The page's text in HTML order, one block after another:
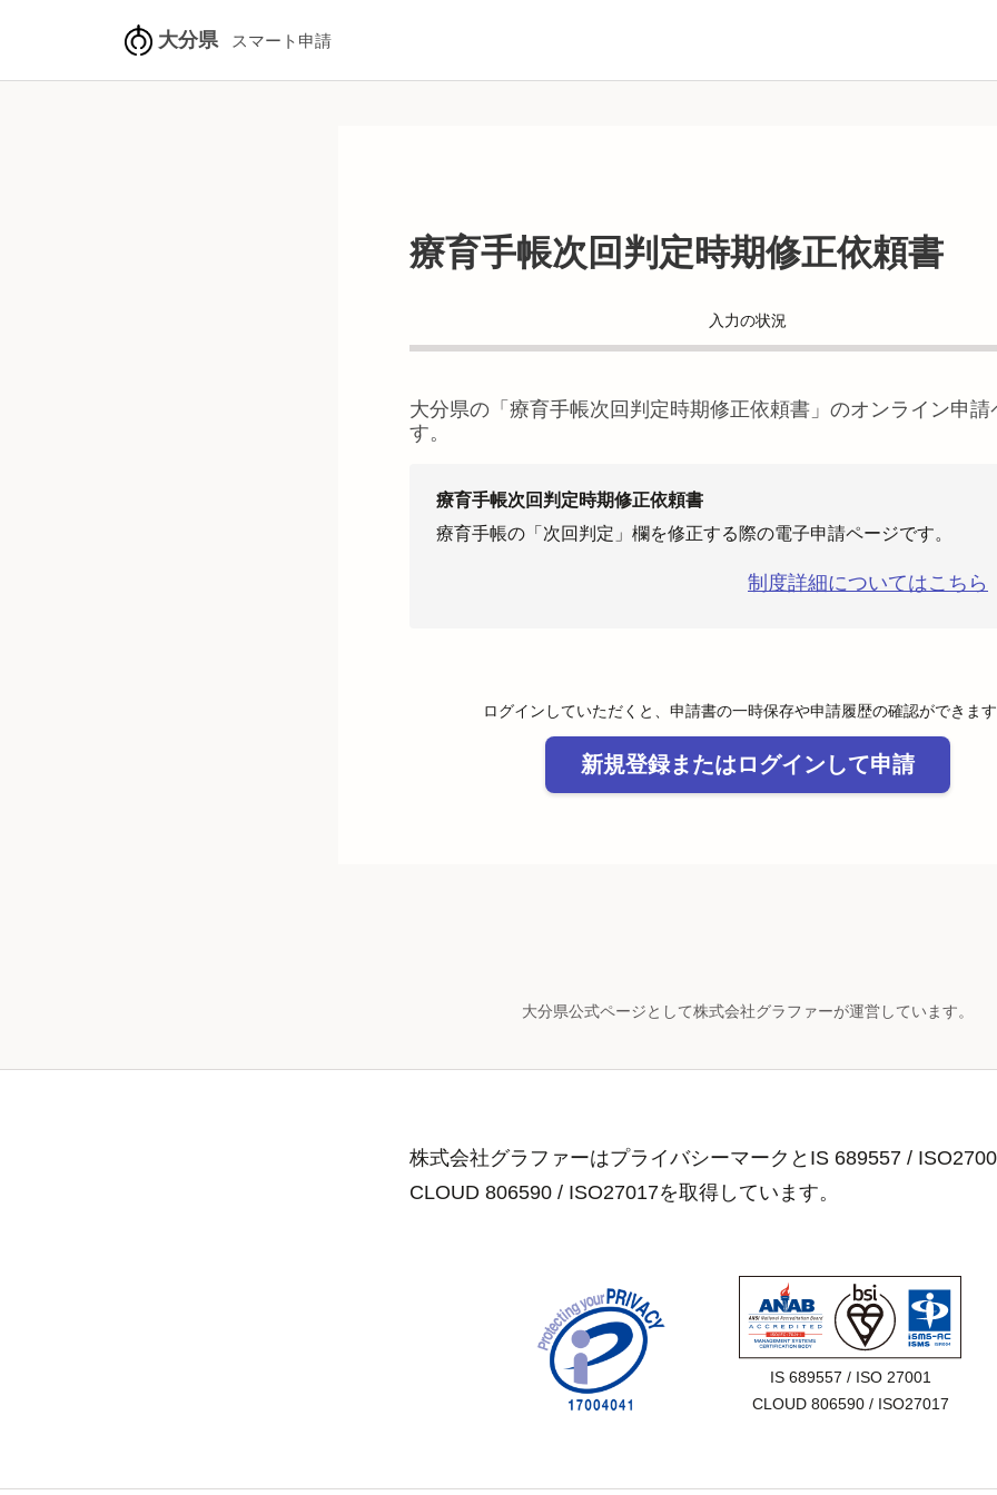
大分県 スマート申請
療育手帳次回判定時期修正依頼書
入力の状況
大分県の「 療育手帳次回判定時期修正依頼書 」のオンライン申
す。
療育手帳次回判定時期修正依頼書
療育手帳の「次回判定」欄を修正する際の電子申請ページです。
制度詳細についてはこちら
ログインしていただくと、申請書の一時保存や申請履歴の確認ができま
新規登録またはログインして申請
大分県公式ページとして株式会社グラファーが運営しています。
株式会社グラファーはプライバシーマークとIS 689557 /
CLOUD 806590 / ISO27017を取得しています。
IS 689557 / ISO 27001
CLOUD 806590 / ISO27017